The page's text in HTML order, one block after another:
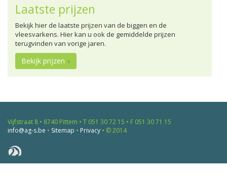
Laatste prijzen
Bekijk hier de laatste prijzen van de biggen en de
vleesvarkens. Hier kan u ook de gemiddelde prijzen
terugvinden van vorige jaren.
Bekijk prijzen »
Vijfstraat 8 • 8740 Pittem • T 051 30 72 15 • F 051 30 71 15
info@ag-s.be • Sitemap • Privacy • © 2014